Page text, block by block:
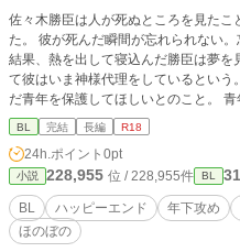
佐々木勝臣は人が死ぬところを見た
た。 彼が死んだ瞬間が忘れられない
結果、熱を出して寝込んだ勝臣は夢
て彼はいま神様代理をしているとい
だ青年を保護してほしいとのこと。
け入れてほしいと。 はじめは戸惑っ
はじまった新しい弟との同居生活。
かれ合うふたりの恋は・・・？ 読まなくてもわかるけど読んだらもっと面白
い！ 三越航について知りたい方はこ
しか寄ってこない」 https://
セレスティノの両親についてはこち
はケダモノ辺境伯を溺愛する」
BL 完結 長編 R18
24h.ポイント 0pt
小説 228,955 位 / 228,955件 BL
BL ハッピーエンド 年下攻め
ほのぼの